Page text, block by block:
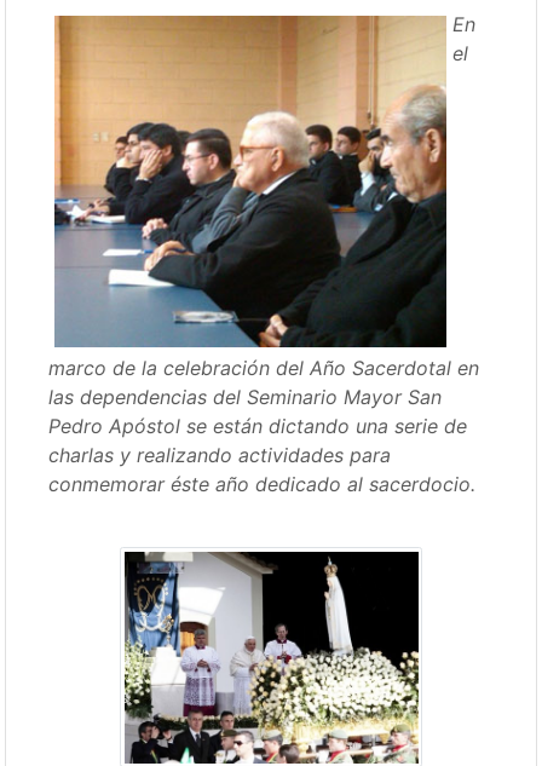
En
el
marco de la celebración del Año Sacerdotal en
las dependencias del Seminario Mayor San
Pedro Apóstol se están dictando una serie de
charlas y realizando actividades para
conmemorar éste año dedicado al sacerdocio.